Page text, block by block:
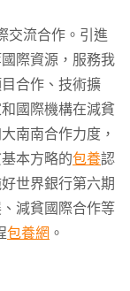
交流合作。引進
際資源，服務我
合作、技術擴
國際機構在減貧
南南合作力度，
本方略的包養認
世界銀行第六期
減貧國際合作等
包養網 。